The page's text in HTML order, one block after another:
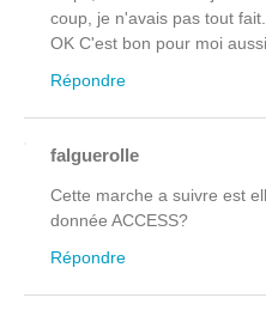
coup, je n'avais pas tout fait...
OK C'est bon pour moi aussi.
Répondre
falguerolle
Cette marche a suivre est
donnée ACCESS?
Répondre